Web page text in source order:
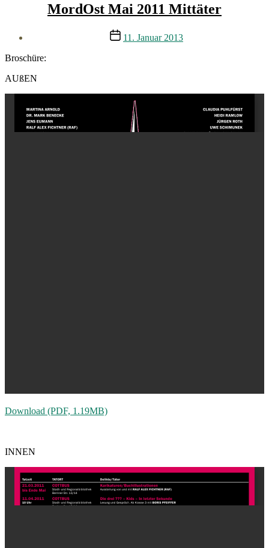
MordOst Mai 2011 Mittäter
Veröffentlichungsdatum
11. Januar 2013
Broschüre:
AUßEN
Download (PDF, 1.19MB)
INNEN